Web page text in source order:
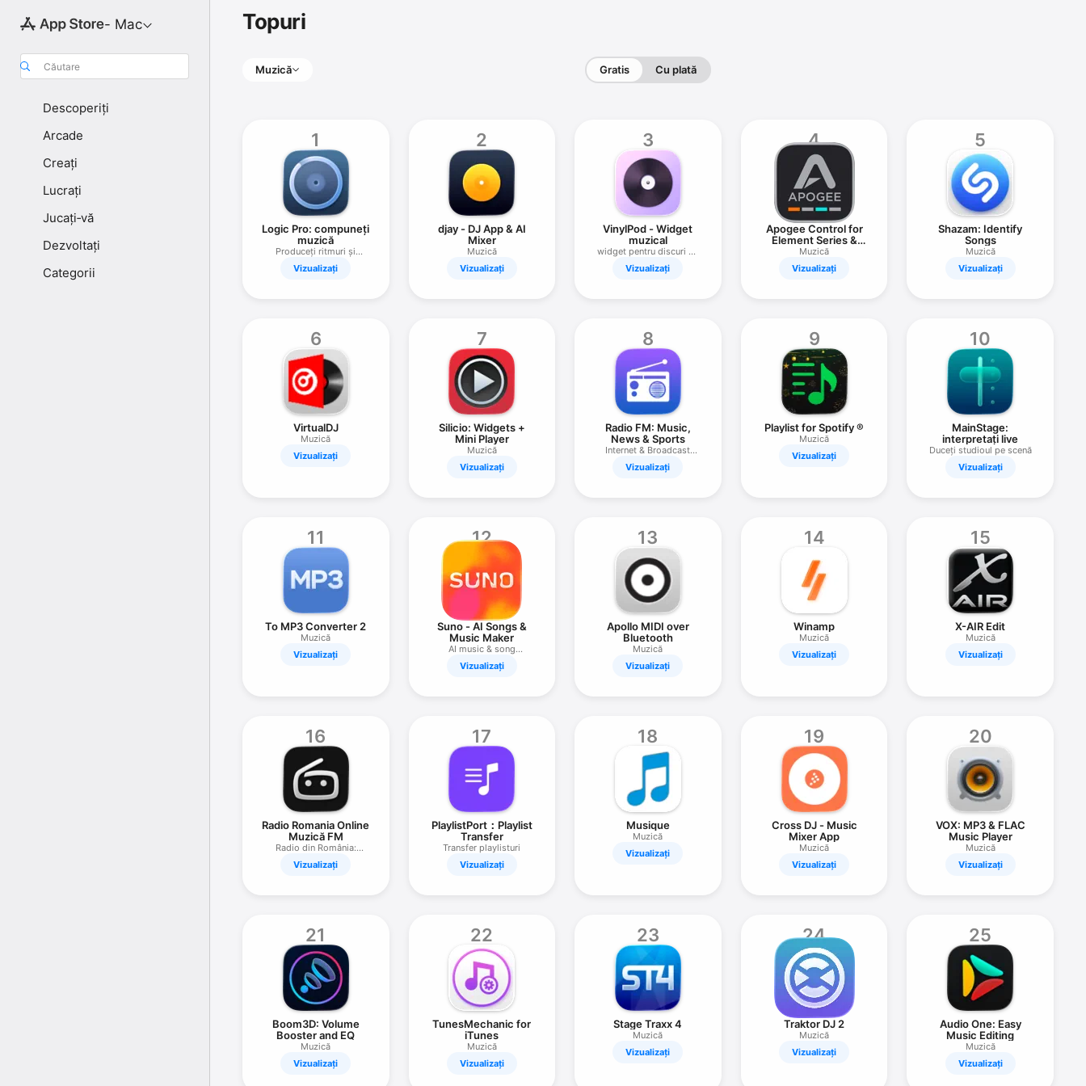
- Mac
Căutare
Descoperiți
Arcade
Creați
Lucrați
Jucați‑vă
Dezvoltați
Categorii
Topuri
Muzică Gratis Cu plată
1
Logic Pro: compuneți
muzică
Produceți ritmuri și
sunete
Vizualizați
2
djay - DJ App & AI
Mixer
Muzică
Vizualizați
3
VinylPod - Widget
muzical
widget pentru discuri de
vinil
Vizualizați
4
Apogee Control for
Element Series &
Ensemble TB
Muzică
Vizualizați
5
Shazam: Identify
Songs
Muzică
Vizualizați
6
VirtualDJ
Muzică
Vizualizați
7
Silicio: Widgets +
Mini Player
Muzică
Vizualizați
8
Radio FM: Music,
News & Sports
Internet & Broadcast
Stations
Vizualizați
9
Playlist for Spotify ®
Muzică
Vizualizați
10
MainStage:
interpretați live
Duceți studioul pe scenă
Vizualizați
11
To MP3 Converter 2
Muzică
Vizualizați
12
Suno - AI Songs &
Music Maker
AI music & song
generator
Vizualizați
13
Apollo MIDI over
Bluetooth
Muzică
Vizualizați
14
Winamp
Muzică
Vizualizați
15
X-AIR Edit
Muzică
Vizualizați
16
Radio Romania Online
Muzică FM
Radio din România:
sport, pop
Vizualizați
17
PlaylistPort：Playlist
Transfer
Transfer playlisturi
Vizualizați
18
Musique
Muzică
Vizualizați
19
Cross DJ - Music
Mixer App
Muzică
Vizualizați
20
VOX: MP3 & FLAC
Music Player
Muzică
Vizualizați
21
Boom3D: Volume
Booster and EQ
Muzică
Vizualizați
22
TunesMechanic for
iTunes
Muzică
Vizualizați
23
Stage Traxx 4
Muzică
Vizualizați
24
Traktor DJ 2
Muzică
Vizualizați
25
Audio One: Easy
Music Editing
Muzică
Vizualizați